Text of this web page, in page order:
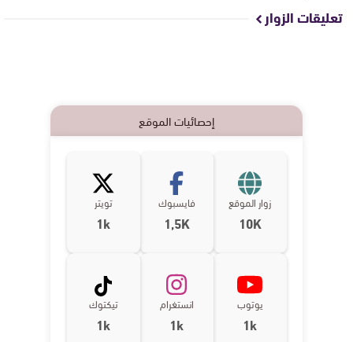
تعليقات الزوار
إحصائيات الموقع
زوار الموقع
10K
فايسبوك
1,5K
تويتر
1k
يوتوب
1k
انستغرام
1k
تيكتوك
1k